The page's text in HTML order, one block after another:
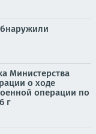
Министерства
о ходе
операции по
г